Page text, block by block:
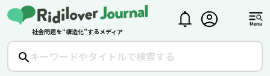
社会問題を“構造化”するメディア